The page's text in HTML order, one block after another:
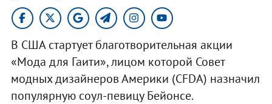
В США стартует благотворительная акции
«Мода для Гаити», лицом которой Совет
модных дизайнеров Америки (CFDA) назначил
популярную соул-певицу Бейонсе.